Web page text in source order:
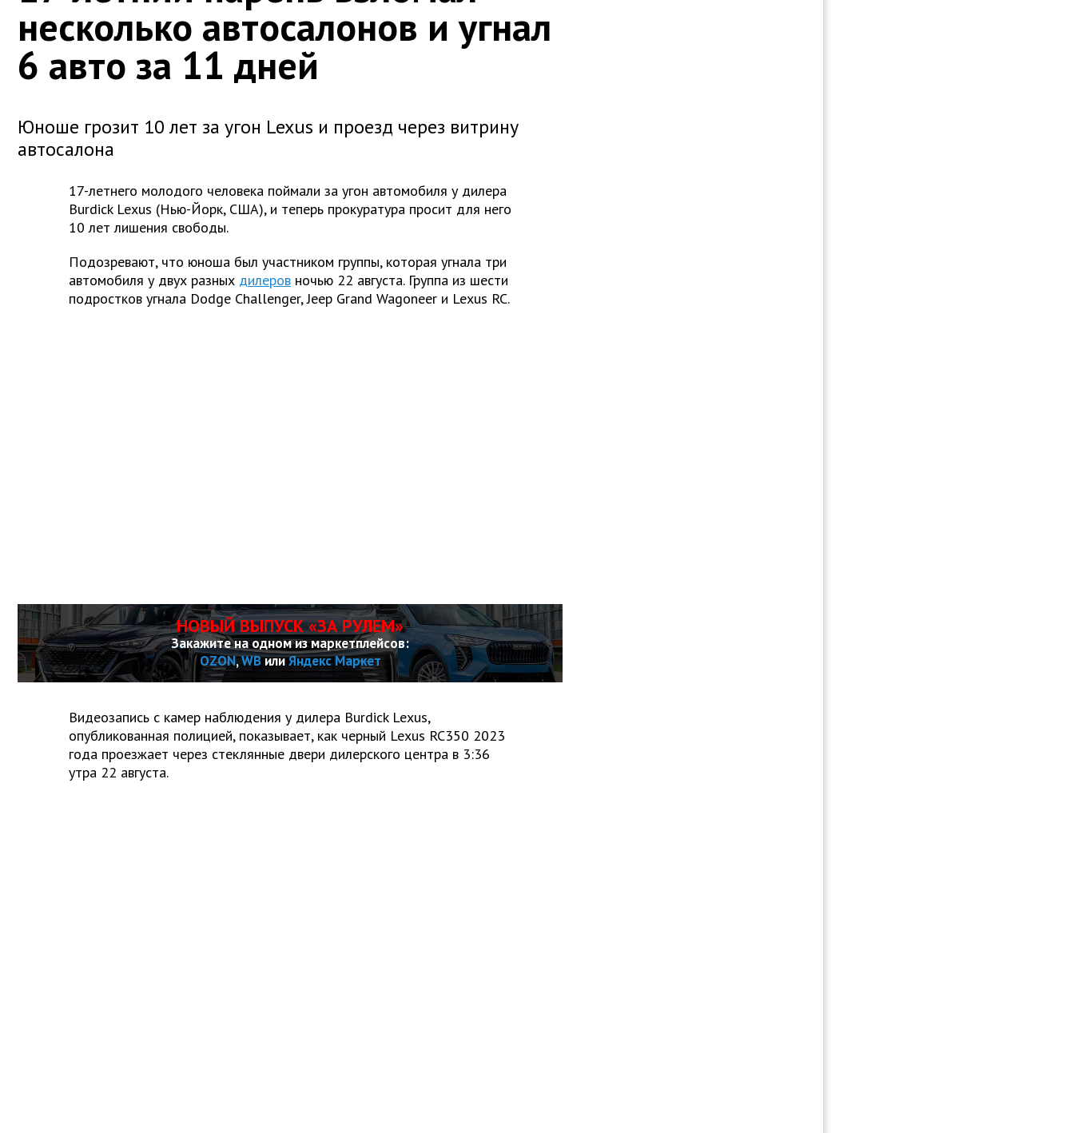
несколько автосалонов и угнал
6 авто за 11 дней
Юноше грозит 10 лет за угон Lexus и проезд через витрину
автосалона
17-летнего молодого человека поймали за угон автомобиля у дилера
Burdick Lexus (Нью-Йорк, США), и теперь прокуратура просит для него
10 лет лишения свободы.
Подозревают, что юноша был участником группы, которая угнала три
автомобиля у двух разных дилеров ночью 22 августа. Группа из шести
подростков угнала Dodge Challenger, Jeep Grand Wagoneer и Lexus RC.
НОВЫЙ ВЫПУСК «ЗА РУЛЕМ»
Закажите на одном из маркетплейсов:
OZON,WBилиЯндекс Маркет
Видеозапись с камер наблюдения у дилера Burdick Lexus,
опубликованная полицией, показывает, как черный Lexus RC350 2023
года проезжает через стеклянные двери дилерского центра в 3:36
утра 22 августа.